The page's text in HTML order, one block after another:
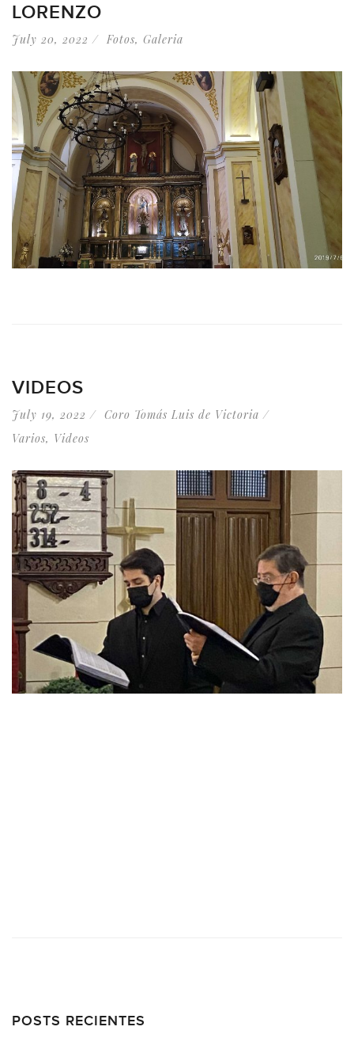
LORENZO
July 20, 2022 Fotos, Galeria
VIDEOS
July 19, 2022
Coro Tomás Luis de Victoria
Varios, Videos
POSTS RECIENTES